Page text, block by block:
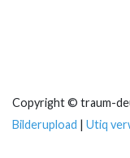
Copyright © traum-
Bilderupload | Utiq